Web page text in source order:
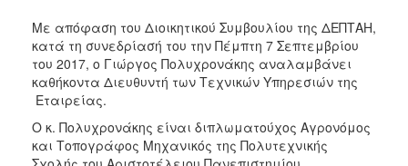
2012
2011
2010
2006
Με απόφαση του Διοικητικού Συμβουλίου της ΔΕΠΤΑΗ,
κατά τη συνεδρίασή του την Πέμπτη 7 Σεπτεμβρίου
του 2017, ο Γιώργος Πολυχρονάκης αναλαμβάνει
καθήκοντα Διευθυντή των Τεχνικών Υπηρεσιών της
Εταιρείας.
Ο κ. Πολυχρονάκης είναι διπλωματούχος Αγρονόμος
και Τοπογράφος Μηχανικός της Πολυτεχνικής